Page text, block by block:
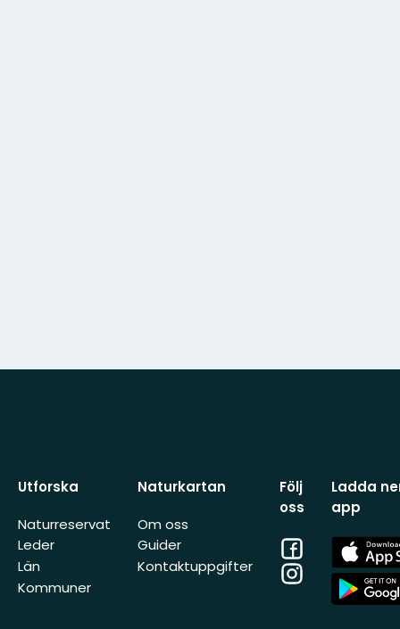
Utforska
Naturreservat
Leder
Län
Kommuner
Naturkartan
Om oss
Guider
Kontaktuppgifter
Följ
oss
Facebook
Instagram
Ladda
app
App
Store
App
Store